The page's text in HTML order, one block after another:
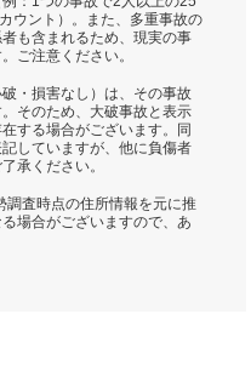
ウント）。また、多重事故の
も含まれるため、現実の事
ご注意ください。
・損害なし）は、その事故
そのため、大破事故と表示
する場合がございます。同
していますが、他に負傷者
承ください。
調査時点の住所情報を元に推
場合がございますので、あ